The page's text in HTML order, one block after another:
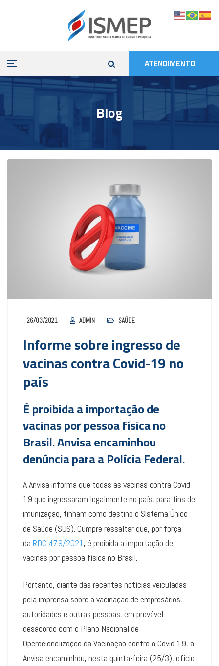
ATENDIMENTO
Blog
26/03/2021 ADMIN SAÚDE
Informe sobre ingresso de
vacinas contra Covid-19 no
país
É proibida a importação de
vacinas por pessoa física no
Brasil. Anvisa encaminhou
denúncia para a Polícia Federal.
A Anvisa informa que todas as vacinas contra Covid-
19 que ingressaram legalmente no país, para fins de
imunização, tinham como destino o Sistema Único
de Saúde (SUS). Cumpre ressaltar que, por força
da RDC 479/2021, é proibida a importação de
vacinas por pessoa física no Brasil.
Portanto, diante das recentes notícias veiculadas
pela imprensa sobre a vacinação de empresários,
autoridades e outras pessoas, em provável
desacordo com o Plano Nacional de
Operacionalização da Vacinação contra a Covid-19, a
Anvisa encaminhou, nesta quinta-feira (25/3), ofício